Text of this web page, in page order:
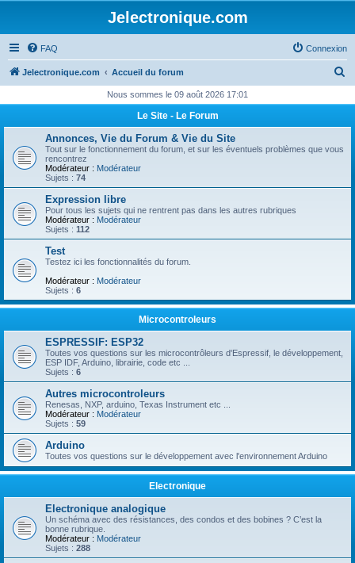
Jelectronique.com
FAQ Connexion
Jelectronique.com Accueil du forum
h
c
r
Nous sommes le 09 août 2026 17:01
Le Site - Le Forum
Annonces, Vie du Forum & Vie du Site
Tout sur le fonctionnement du forum, et sur les éventuels problèmes que vous
rencontrez
Modérateur : Modérateur
Sujets : 74
Expression libre
Pour tous les sujets qui ne rentrent pas dans les autres rubriques
Modérateur : Modérateur
Sujets : 112
Test
Testez ici les fonctionnalités du forum.
Modérateur : Modérateur
Sujets : 6
Microcontroleurs
ESPRESSIF: ESP32
Toutes vos questions sur les microcontrôleurs d'Espressif, le développement,
ESP IDF, Arduino, librairie, code etc ...
Sujets : 6
Autres microcontroleurs
Renesas, NXP, arduino, Texas Instrument etc ...
Modérateur : Modérateur
Sujets : 59
Arduino
Toutes vos questions sur le développement avec l'environnement Arduino
Electronique
Electronique analogique
Un schéma avec des résistances, des condos et des bobines ? C’est la
bonne rubrique.
Modérateur : Modérateur
Sujets : 288